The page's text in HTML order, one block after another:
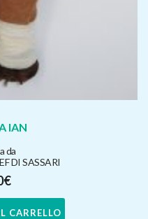
IAN
da
DI SASSARI
€
CARRELLO